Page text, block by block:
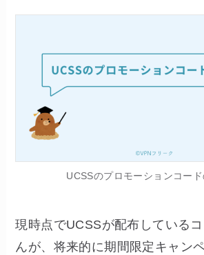
UCSSのプロモーションコー
現時点でUCSSが配布している
んが、将来的に期間限定キャン